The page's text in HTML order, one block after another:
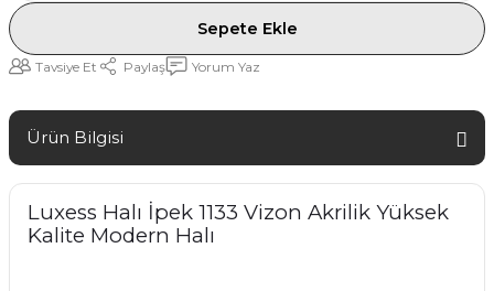
Sepete Ekle
Tavsiye Et Paylaş Yorum Yaz
Ürün Bilgisi
Luxess Halı İpek 1133 Vizon Akrilik Yüksek
Kalite Modern Halı